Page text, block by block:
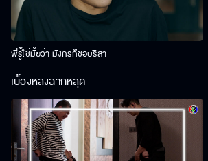
พี่รู้ใช่มั้ยว่า มังกรก็ชอบริสา
เบื้องหลังฉากหลุด